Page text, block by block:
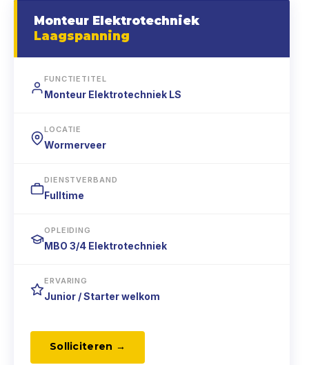
Monteur Elektrotechniek
Laagspanning
FUNCTIETITEL
Monteur Elektrotechniek LS
LOCATIE
Wormerveer
DIENSTVERBAND
Fulltime
OPLEIDING
MBO 3/4 Elektrotechniek
ERVARING
Junior / Starter welkom
Solliciteren →